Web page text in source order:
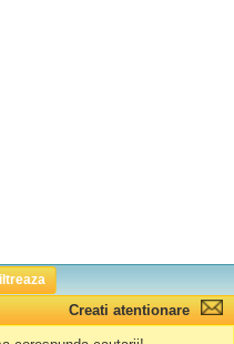
Creati atentionare